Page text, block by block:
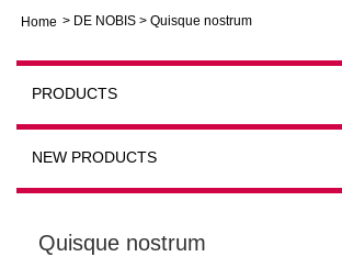
Home > DE NOBIS > Quisque nostrum
PRODUCTS
NEW PRODUCTS
Quisque nostrum